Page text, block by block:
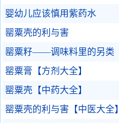
婴幼儿应该慎用紫药水
罂粟壳的利与害
罂粟籽——调味料里的另类
罂粟膏【方剂大全】
罂粟壳【中药大全】
罂粟壳的利与害【中医大全】